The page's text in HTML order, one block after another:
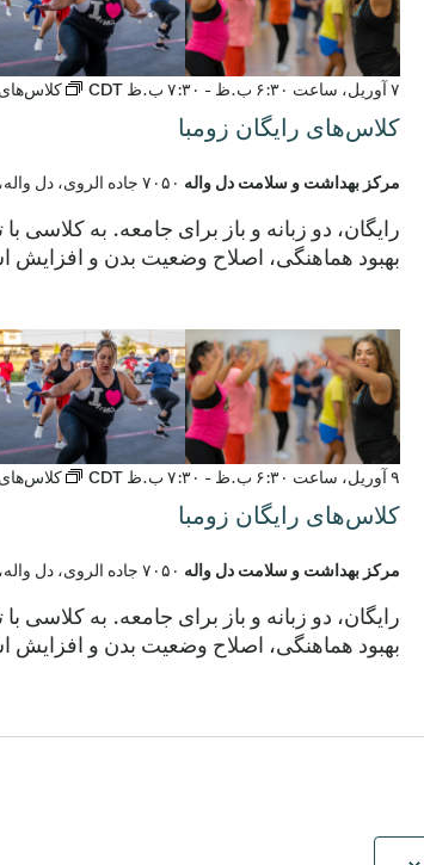
کلاس‌های رایگان زومبا
۷ آوریل، ساعت ۶:۳۰ ب.ظ - ۷:۳۰ ب.ظ CDT کلاس‌های
مرکز بهداشت و سلامت دل واله ۷۰۵۰ جاده الروی، دل واله، تگزاس، ایالات متحده
رایگان، دو زبانه و باز برای جامعه. به کلاسی
بهبود هماهنگی، اصلاح وضعیت بدن و
کلاس‌های رایگان زومبا
۹ آوریل، ساعت ۶:۳۰ ب.ظ - ۷:۳۰ ب.ظ CDT کلاس‌های
مرکز بهداشت و سلامت دل واله ۷۰۵۰ جاده الروی، دل واله، تگزاس، ایالات متحده
رایگان، دو زبانه و باز برای جامعه. به کلاسی
بهبود هماهنگی، اصلاح وضعیت بدن و